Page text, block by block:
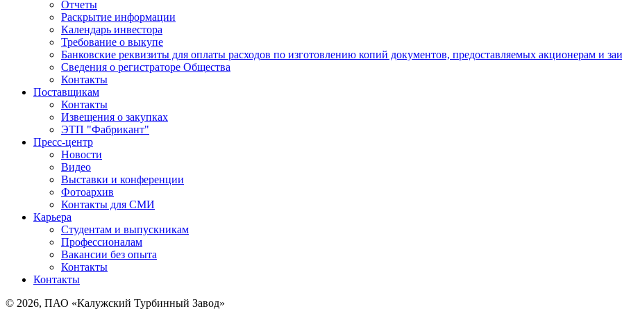
Отчеты
Раскрытие информации
Календарь инвестора
Требование о выкупе
Банковские реквизиты для оплаты расходов по изготовлению копий документов, предоставляемых акционерам и
Сведения о регистраторе Общества
Контакты
Поставщикам
Контакты
Извещения о закупках
ЭТП "Фабрикант"
Пресс-центр
Новости
Видео
Выставки и конференции
Фотоархив
Контакты для СМИ
Карьера
Студентам и выпускникам
Профессионалам
Вакансии без опыта
Контакты
Контакты
© 2026, ПАО «Калужский Турбинный Завод»